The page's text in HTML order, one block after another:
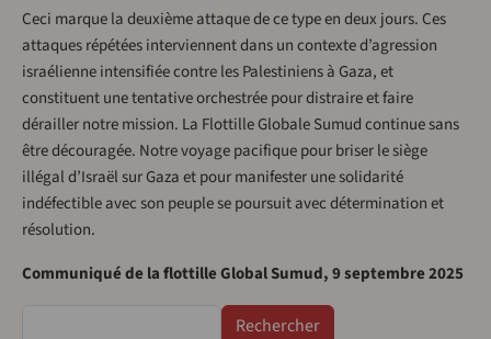
Ceci marque la deuxième attaque de ce type en deux jours. Ces
attaques répétées interviennent dans un contexte d’agression
israélienne intensifiée contre les Palestiniens à Gaza, et
constituent une tentative orchestrée pour distraire et faire
dérailler notre mission. La Flottille Globale Sumud continue sans
être découragée. Notre voyage pacifique pour briser le siège
illégal d’Israël sur Gaza et pour manifester une solidarité
indéfectible avec son peuple se poursuit avec détermination et
résolution.
Communiqué de la flottille Global Sumud, 9 septembre 2025